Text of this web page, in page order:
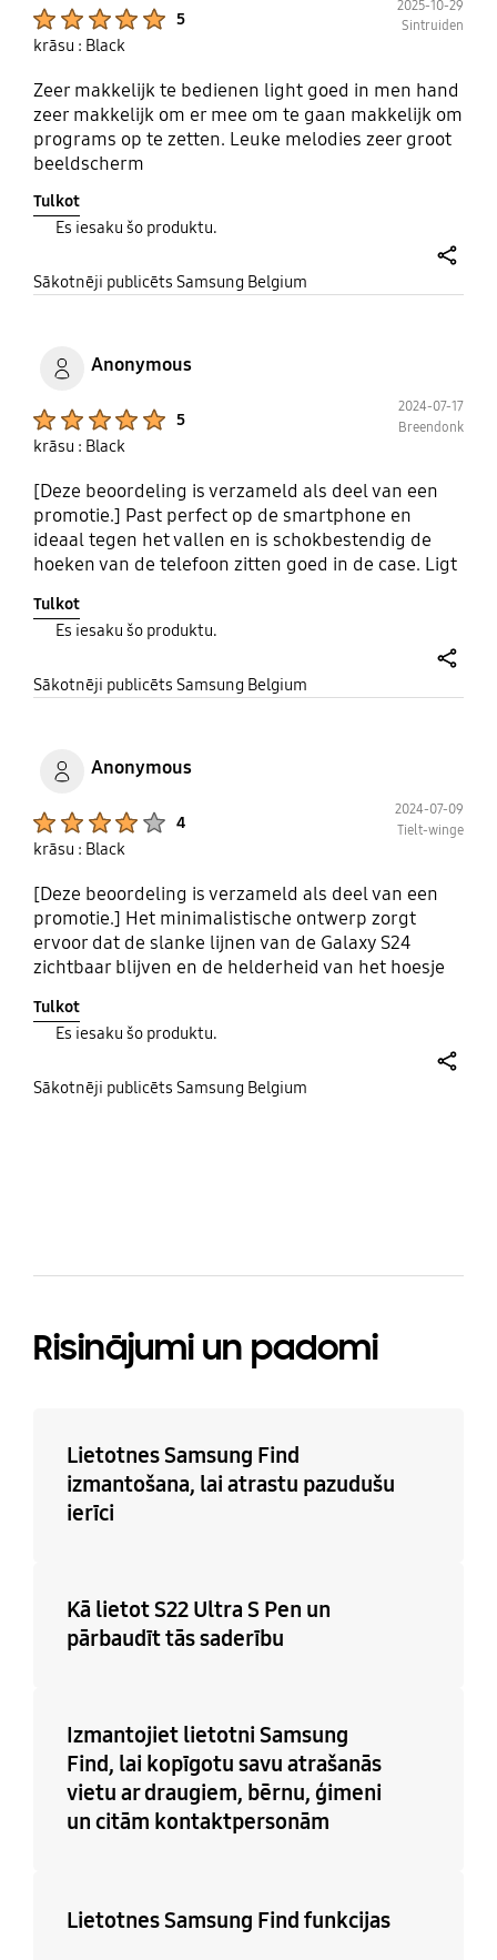
5
2025-10-29
Sintruiden
krāsu : Black
Zeer makkelijk te bedienen light goed in men hand
zeer makkelijk om er mee om te gaan makkelijk om
programs op te zetten. Leuke melodies zeer groot
beeldscherm
Tulkot
Es iesaku šo produktu.
Sākotnēji publicēts Samsung Belgium
Anonymous
5
2024-07-17
Breendonk
krāsu : Black
[Deze beoordeling is verzameld als deel van een
promotie.] Past perfect op de smartphone en
ideaal tegen het vallen en is schokbestendig de
hoeken van de telefoon zitten goed in de case. Ligt
Tulkot
Es iesaku šo produktu.
Sākotnēji publicēts Samsung Belgium
Anonymous
4
2024-07-09
Tielt-winge
krāsu : Black
[Deze beoordeling is verzameld als deel van een
promotie.] Het minimalistische ontwerp zorgt
ervoor dat de slanke lijnen van de Galaxy S24
zichtbaar blijven en de helderheid van het hoesje
Bovendien zijn de knoppen goed te bedienen en
blijven de poorten gemakkelijk toegankelijk.
Tulkot
Es iesaku šo produktu.
Sākotnēji publicēts Samsung Belgium
Risinājumi un padomi
Lietotnes Samsung Find
izmantošana, lai atrastu pazudušu
ierīci
Kā lietot S22 Ultra S Pen un
pārbaudīt tās saderību
Izmantojiet lietotni Samsung
Find, lai kopīgotu savu atrašanās
vietu ar draugiem, bērnu, ģimeni
un citām kontaktpersonām
Lietotnes Samsung Find funkcijas